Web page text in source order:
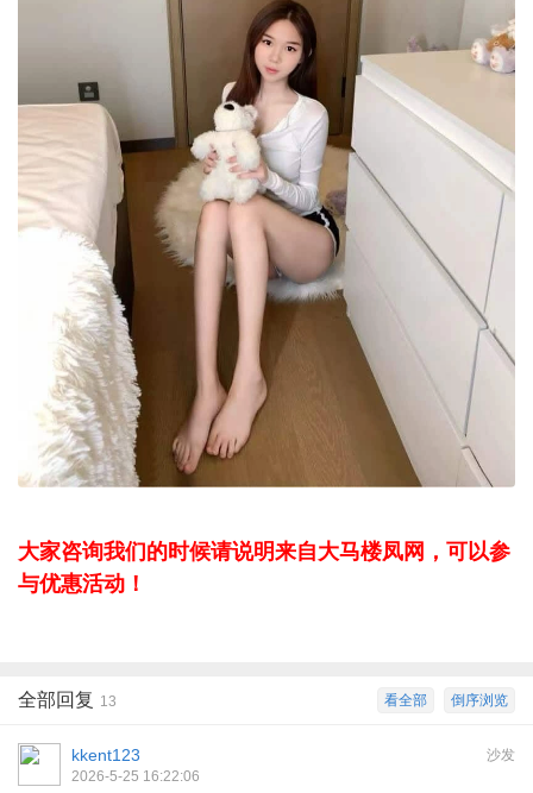
大家咨询我们的时候请说明来自大马楼凤网，可以参
与优惠活动！
倒序浏览
看全部
全部回复 13
沙发
kkent123
2026-5-25 16:22:06